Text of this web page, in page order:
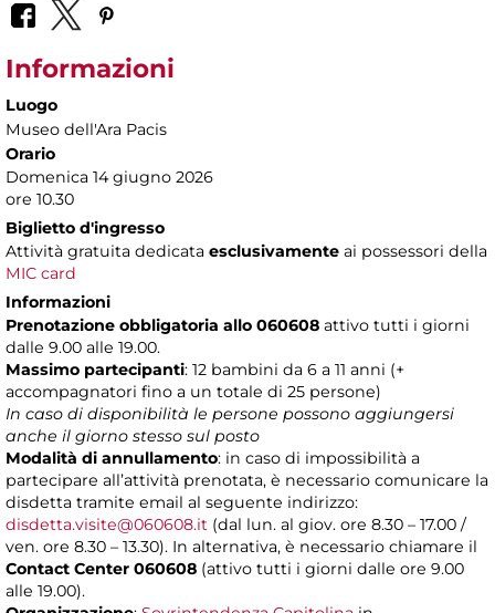
Informazioni
Luogo
Museo dell'Ara Pacis
Orario
Domenica 14 giugno 2026
ore 10.30
Biglietto d'ingresso
Attività gratuita dedicata esclusivamente ai possessori della
MIC card
Informazioni
Prenotazione obbligatoria allo 060608 attivo tutti i giorni
dalle 9.00 alle 19.00.
Massimo partecipanti: 12 bambini da 6 a 11 anni (+
accompagnatori fino a un totale di 25 persone)
In caso di disponibilità le persone possono aggiungersi
anche il giorno stesso sul posto
Modalità di annullamento: in caso di impossibilità a
partecipare all’attività prenotata, è necessario comunicare la
disdetta tramite email al seguente indirizzo:
disdetta.visite@060608.it (dal lun. al giov. ore 8.30 – 17.00 /
ven. ore 8.30 – 13.30). In alternativa, è necessario chiamare il
Contact Center 060608 (attivo tutti i giorni dalle ore 9.00
alle 19.00).